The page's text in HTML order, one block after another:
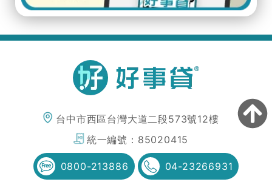
台中市西區台灣大道二段573號12樓
統一編號： 85020415
0800-213886 04-23266931